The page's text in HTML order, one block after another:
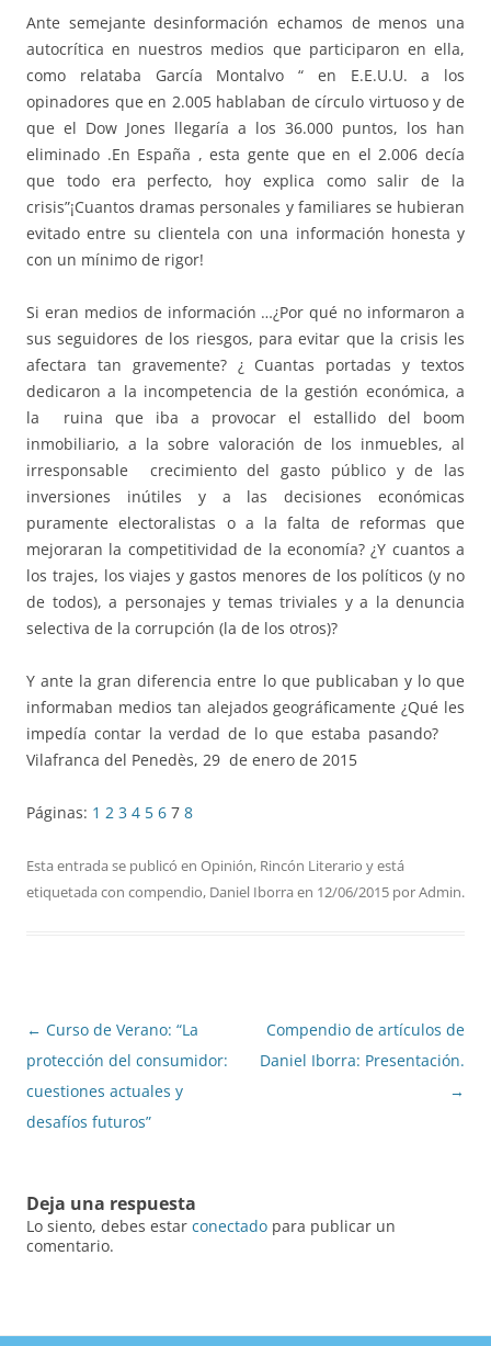
Ante semejante desinformación echamos de menos una
autocrítica en nuestros medios que participaron en ella,
como relataba García Montalvo “ en E.E.U.U. a los
opinadores que en 2.005 hablaban de círculo virtuoso y de
que el Dow Jones llegaría a los 36.000 puntos, los han
eliminado .En España , esta gente que en el 2.006 decía
que todo era perfecto, hoy explica como salir de la
crisis”¡Cuantos dramas personales y familiares se hubieran
evitado entre su clientela con una información honesta y
con un mínimo de rigor!
Si eran medios de información …¿Por qué no informaron a
sus seguidores de los riesgos, para evitar que la crisis les
afectara tan gravemente? ¿ Cuantas portadas y textos
dedicaron a la incompetencia de la gestión económica, a
la ruina que iba a provocar el estallido del boom
inmobiliario, a la sobre valoración de los inmuebles, al
irresponsable crecimiento del gasto público y de las
inversiones inútiles y a las decisiones económicas
puramente electoralistas o a la falta de reformas que
mejoraran la competitividad de la economía? ¿Y cuantos a
los trajes, los viajes y gastos menores de los políticos (y no
de todos), a personajes y temas triviales y a la denuncia
selectiva de la corrupción (la de los otros)?
Y ante la gran diferencia entre lo que publicaban y lo que
informaban medios tan alejados geográficamente ¿Qué les
impedía contar la verdad de lo que estaba pasando?
Vilafranca del Penedès, 29 de enero de 2015
Páginas: 1 2 3 4 5 6 7 8
Esta entrada se publicó en Opinión, Rincón Literario y está
etiquetada con compendio, Daniel Iborra en 12/06/2015 porAdmin.
Navegación
de
entradas
← Curso de Verano: “La
protección del consumidor:
cuestiones actuales y
desafíos futuros”
Compendio de artículos de
Daniel Iborra: Presentación.
→
Deja una respuesta
Lo siento, debes estar conectado para publicar un
comentario.